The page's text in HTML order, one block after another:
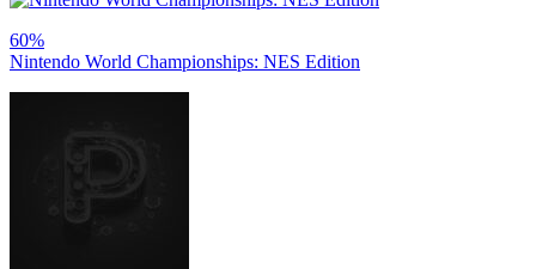
60%
Nintendo World Championships: NES Edition